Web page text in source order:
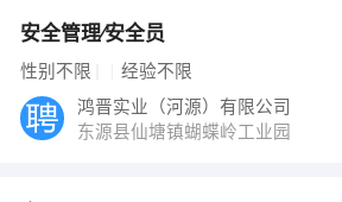
安全管理∕安全员
性别不限 经验不限
鸿晋实业（河源）有限公司
东源县仙塘镇蝴蝶岭工业园